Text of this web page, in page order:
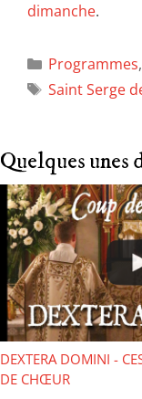
dimanche.
Programmes,
Saint Serge
Quelques unes
DEXTERA DOMINI -
DE CHŒUR